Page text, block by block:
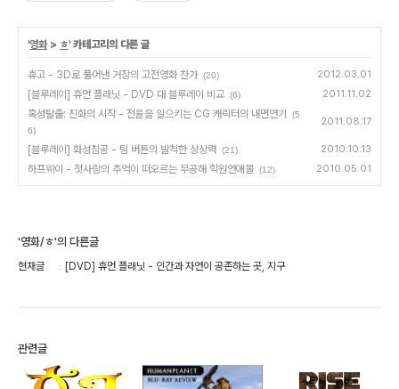
'영화> ㅎ' 카테고리의 다른 글
휴고 - 3D로 풀어낸 거장의 고전영화 찬가 (20) 2012.03.01
[블루레이] 휴먼 플래닛 - DVD 대 블루레이 비교 (6) 2011.11.02
혹성탈출: 진화의 시작 - 전율을 일으키는 CG 캐릭터의 내면연기
(5
6)
2011.08.17
[블루레이] 화성침공 - 팀 버튼의 발칙한 상상력 (21) 2010.10.13
하프웨이 - 첫사랑의 추억이 떠오르는 무공해 학원연애물 (12) 2010.05.01
'영화/ㅎ'의 다른글
현재글 [DVD] 휴먼 플래닛 - 인간과 자연이 공존하는 곳, 지구
관련글